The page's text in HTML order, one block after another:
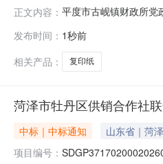
正文内容： 平度市古岘镇财政所党
金浩海办公用品经营
发布时间： 1秒前
相关产品：
复印纸
菏泽市牡丹区供销合作社
中标｜中标通知 山东省｜菏
项目编号：